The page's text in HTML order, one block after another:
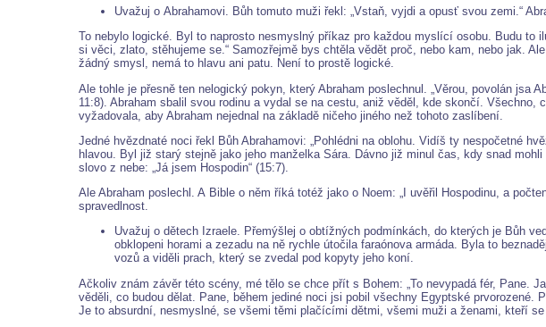
Uvažuj o Abrahamovi. Bůh tomuto muži řekl: „Vstaň, vyjdi a opusť svou zemi.“
To nebylo logické. Byl to naprosto nesmyslný příkaz pro každou myslící osobu. Budu to
si věci, zlato, stěhujeme se.“ Samozřejmě bys chtěla vědět proč, nebo kam, nebo jak.
žádný smysl, nemá to hlavu ani patu. Není to prostě logické.
Ale tohle je přesně ten nelogický pokyn, který Abraham poslechnul. „Věrou, povolán
11:8). Abraham sbalil svou rodinu a vydal se na cestu, aniž věděl, kde skončí.
vyžadovala, aby Abraham nejednal na základě ničeho jiného než tohoto zaslíbení.
Jedné hvězdnaté noci řekl Bůh Abrahamovi: „Pohlédni na oblohu. Vidíš ty nespočetné
hlavou. Byl již starý stejně jako jeho manželka Sára. Dávno již minul čas, kdy snad
slovo z nebe: „Já jsem Hospodin“ (15:7).
Ale Abraham poslechl. A Bible o něm říká totéž jako o Noem: „I uvěřil Hospodinu, a
spravedlnost.
Uvažuj o dětech Izraele. Přemýšlej o obtížných podmínkách, do kterých je Bůh
obklopeni horami a zezadu na ně rychle útočila faraónova armáda. Byla to
vozů a viděli prach, který se zvedal pod kopyty jeho koní.
Ačkoliv znám závěr této scény, mé tělo se chce přít s Bohem: „To nevypadá fér, Pane.
věděli, co budou dělat. Pane, během jediné noci jsi pobil všechny Egyptské
Je to absurdní, nesmyslné, se všemi těmi plačícími dětmi, všemi muži a ženami, kteří